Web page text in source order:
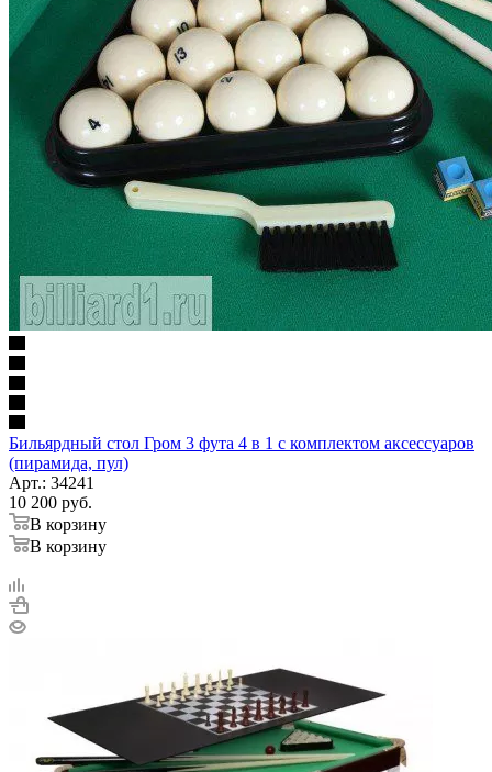
Бильярдный стол Гром 3 фута 4 в 1 с комплектом аксессуаров
(пирамида, пул)
Арт.: 34241
10 200 руб.
В корзину
В корзину